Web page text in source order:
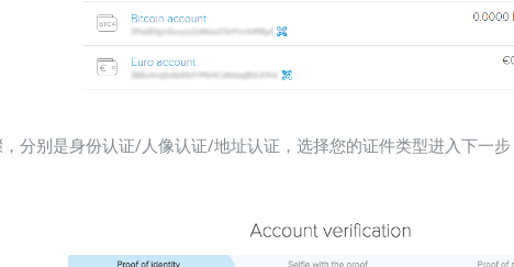
分别是身份认证/人像认证/地址认证，选择您的证件类型进入下一